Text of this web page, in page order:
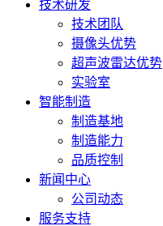
技术研发
技术团队
摄像头优势
超声波雷达优势
实验室
智能制造
制造基地
制造能力
品质控制
新闻中心
公司动态
服务支持